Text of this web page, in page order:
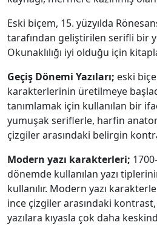
Eski biçem, 15. yüzyılda
tarafından geliştirilen serifli bir
Okunaklılığı iyi olduğu için
Geçiş Dönemi Yazıları; eski
karakterlerinin üretilmeye
tanımlamak için kullanılan bir
yumuşak seriflerle, harfin
çizgiler arasındaki belirgin
Modern yazı karakterleri;
dönemde kullanılan yazı
kullanılır. Modern yazı
ince çizgiler arasındaki
yazılara kıyasla çok daha